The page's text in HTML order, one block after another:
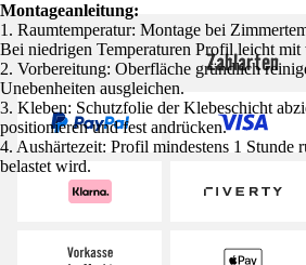
Montageanleitung:
1. Raumtemperatur: Montage bei
Bei niedrigen Temperaturen Profil leicht
2. Vorbereitung: Oberfläche gründlich
Unebenheiten ausgleichen.
3. Kleben: Schutzfolie der Klebeschicht
positionieren und fest andrücken.
4. Aushärtezeit: Profil mindestens 1 Stunde
belastet wird.
Zahlarten